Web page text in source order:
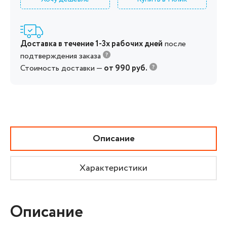
Доставка в течение 1-3х рабочих дней после
подтверждения заказа
Стоимость доставки — от 990 руб.
Описание
Характеристики
Описание